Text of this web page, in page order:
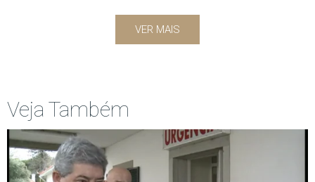
VER MAIS
Veja Também